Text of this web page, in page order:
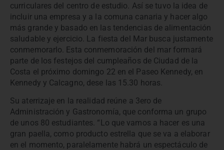
curriculares del centro de estudio. Así se tuvo la idea de
incluir una empresa y a la comuna canaria y hacer algo
más grande y basado en las tendencias de alimentación
saludable y ejercicio. La fiesta del Mar busca justamente
conmemorarlo. Esta conmemoración del mar formará
parte de los festejos del cumpleaños de Ciudad de la
Costa el próximo domingo 22 en el Paseo Kennedy, en
Kennedy y Calcagno, dese las 15.30 horas.
Su aterrizaje en la realidad reúne a 3ero de
Administración y Gastronomía, que conforma un grupo
de unos 80 estudiantes. “Lo que vamos a hacer es una
gran paella, como producto estrella que se va a elaborar
en el momento, paralelamente habrá un espectáculo de